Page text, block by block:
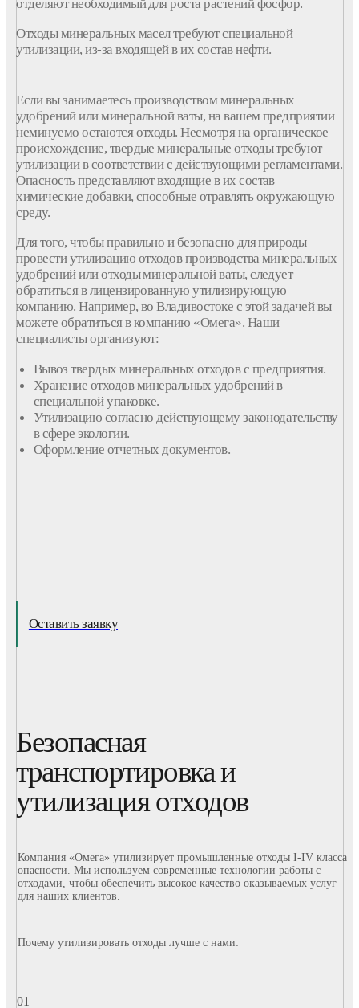
отделяют необходимый для роста растений фосфор.
Отходы минеральных масел требуют специальной
утилизации, из-за входящей в их состав нефти.
Если вы занимаетесь производством минеральных
удобрений или минеральной ваты, на вашем предприятии
неминуемо остаются отходы. Несмотря на органическое
происхождение, твердые минеральные отходы требуют
утилизации в соответствии с действующими регламентами.
Опасность представляют входящие в их состав
химические добавки, способные отравлять окружающую
среду.
Для того, чтобы правильно и безопасно для природы
провести утилизацию отходов производства минеральных
удобрений или отходы минеральной ваты, следует
обратиться в лицензированную утилизирующую
компанию. Например, во Владивостоке с этой задачей вы
можете обратиться в компанию «Омега». Наши
специалисты организуют:
Вывоз твердых минеральных отходов с предприятия.
Хранение отходов минеральных удобрений в
специальной упаковке.
Утилизацию согласно действующему законодательству
в сфере экологии.
Оформление отчетных документов.
Оставить заявку
Безопасная
транспортировка и
утилизация отходов
Компания «Омега» утилизирует промышленные отходы I-IV класса
опасности. Мы используем современные технологии работы с
отходами, чтобы обеспечить высокое качество оказываемых услуг
для наших клиентов.
Почему утилизировать отходы лучше с нами: